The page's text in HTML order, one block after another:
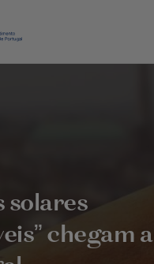
solares
chegam a